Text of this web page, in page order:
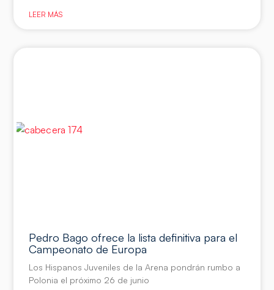
LEER MÁS
Pedro Bago ofrece la lista definitiva para el
Campeonato de Europa
Los Hispanos Juveniles de la Arena pondrán rumbo a
Polonia el próximo 26 de junio